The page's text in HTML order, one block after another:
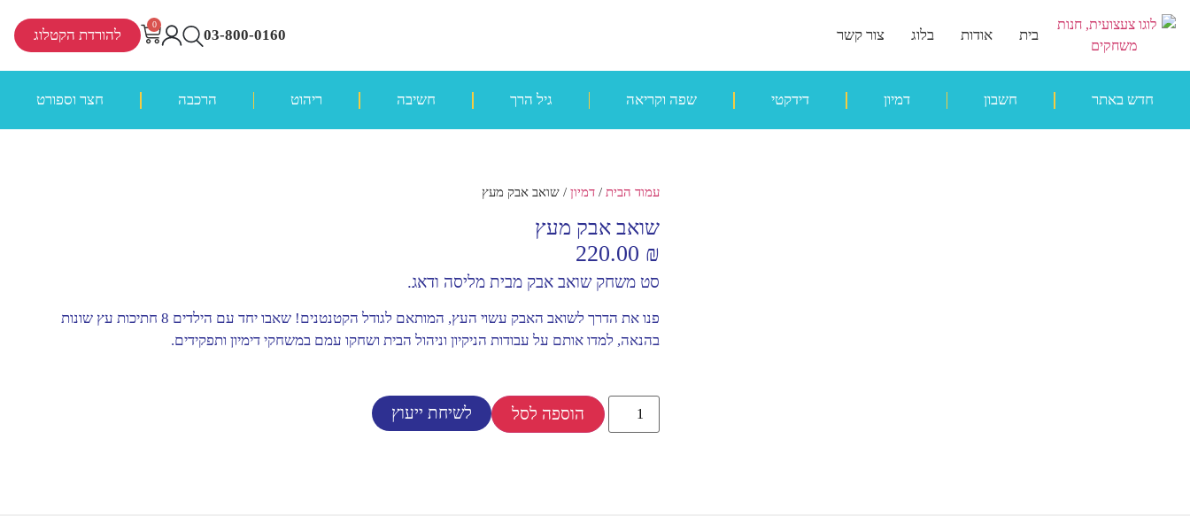
בית אודות בלוג צור קשר 03-800-0160
0
להורדת הקטלוג
חדש באתר חשבון דמיון דידקטי שפה וקריאה גיל הרך חשיבה ריהוט הרכבה חצר וספורט
עמוד הבית /דמיון / שואב אבק מעץ
שואב אבק מעץ
220.00 ₪
סט משחק שואב אבק מבית מליסה ודאג.
פנו את הדרך לשואב האבק עשוי העץ, המותאם לגודל הקטנטנים! שאבו יחד עם הילדים 8 חתיכות עץ שונות
בהנאה, למדו אותם על עבודות הניקיון וניהול הבית ושחקו עמם במשחקי דימיון ותפקידים.
הוספה לסל לשיחת ייעוץ